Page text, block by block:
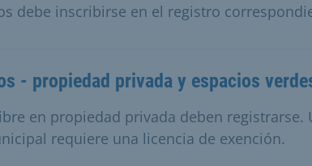
debe inscribirse en el registro
- propiedad privada y espacios
en propiedad privada deben registrarse.
requiere una licencia de exención.